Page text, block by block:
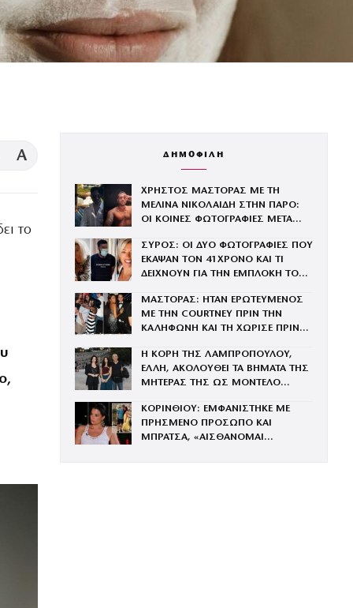
A
το
ΔΗΜΟΦΙΛΗ
ΧΡΗΣΤΟΣ ΜΑΣΤΟΡΑΣ ΜΕ ΤΗ
ΜΕΛΙΝΑ ΝΙΚΟΛΑΙΔΗ ΣΤΗΝ ΠΑΡΟ:
ΟΙ ΚΟΙΝΕΣ ΦΩΤΟΓΡΑΦΙΕΣ ΜΕΤΑ
ΓΑΡΥΦΑΛΙΑ
ΣΥΡΟΣ: ΟΙ ΔΥΟ ΦΩΤΟΓΡΑΦΙΕΣ ΠΟΥ
ΕΚΑΨΑΝ ΤΟΝ 41ΧΡΟΝΟ ΚΑΙ ΤΙ
ΔΕΙΧΝΟΥΝ ΓΙΑ ΤΗΝ ΕΜΠΛΟΚΗ ΤΟΥ
ΜΑΣΤΟΡΑΣ: ΗΤΑΝ ΕΡΩΤΕΥΜΕΝΟΣ
ΜΕ ΤΗΝ COURTNEY ΠΡΙΝ ΤΗΝ
ΚΑΛΗΦΩΝΗ ΚΑΙ ΤΗ ΧΩΡΙΣΕ ΠΡΙΝ
Η ΚΟΡΗ ΤΗΣ ΛΑΜΠΡΟΠΟΥΛΟΥ,
ΕΛΛΗ, ΑΚΟΛΟΥΘΕΙ ΤΑ ΒΗΜΑΤΑ ΤΗΣ
ΜΗΤΕΡΑΣ ΤΗΣ ΩΣ ΜΟΝΤΕΛΟ
ΚΟΡΙΝΘΙΟΥ: ΕΜΦΑΝΙΣΤΗΚΕ ΜΕ
ΠΡΗΣΜΕΝΟ ΠΡΟΣΩΠΟ ΚΑΙ
ΜΠΡΑΤΣΑ, «ΑΙΣΘΑΝΟΜΑΙ